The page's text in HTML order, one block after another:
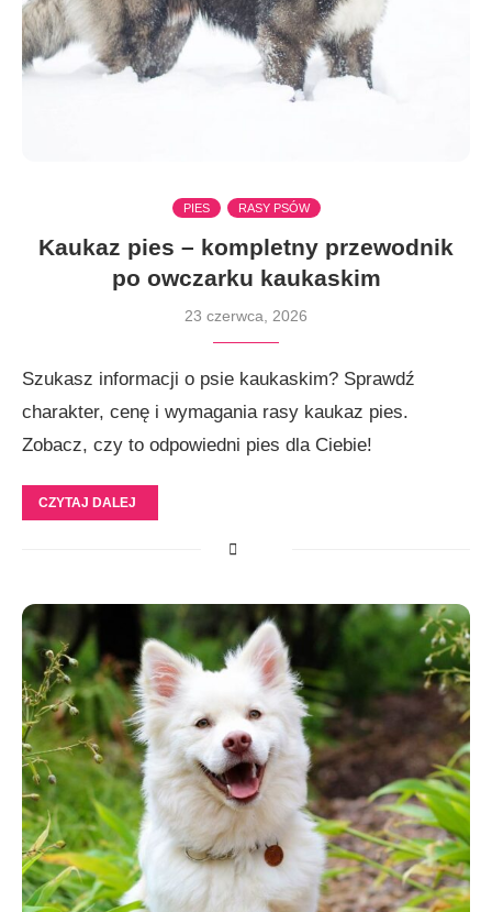
PIES RASY PSÓW
Kaukaz pies – kompletny przewodnik
po owczarku kaukaskim
23 czerwca, 2026
Szukasz informacji o psie kaukaskim? Sprawdź
charakter, cenę i wymagania rasy kaukaz pies.
Zobacz, czy to odpowiedni pies dla Ciebie!
CZYTAJ DALEJ